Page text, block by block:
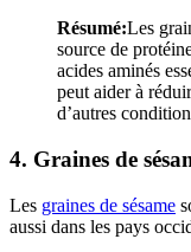
Résumé:Les
source de
acides aminés
peut aider à
d’autres
4. Graines de
Les graines de sésame
aussi dans les pays